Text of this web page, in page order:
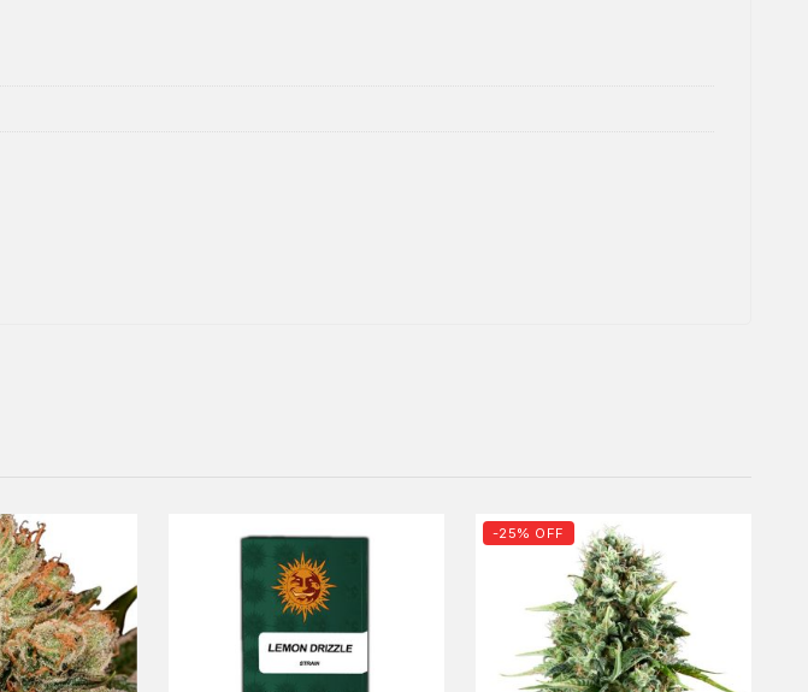
-25% OFF